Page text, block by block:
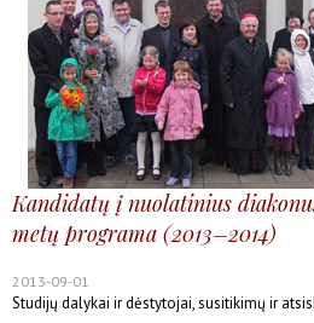
Kandidatų į nuolatinius
metų programa (2013–2014)
2013-09-01
Studijų dalykai ir dėstytojai, susitikimų ir